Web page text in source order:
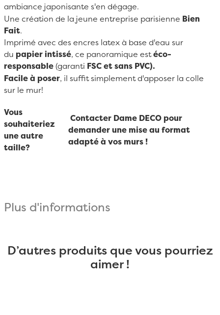
ambiance japonisante s'en dégage.
Une création de la jeune entreprise parisienne Bien
Fait.
Imprimé avec des encres latex à base d'eau sur
du papier intissé, ce panoramique estéco-
responsable (garanti FSC et sans PVC).
Facile à poser, il suffit simplement d'apposer la colle
sur le mur!
Vous
souhaiteriez
une autre
taille?
Contacter Dame DECO pour
demander une mise au format
adapté à vos murs !
Plus d'informations
D’autres produits que vous pourriez
aimer !